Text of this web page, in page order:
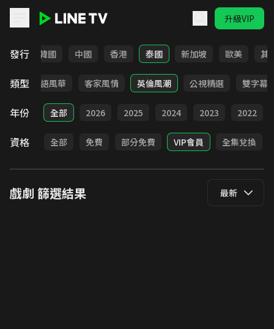
升級VIP
發行
日本 韓國 中國 香港 泰國 新加坡 歐美 其
類型
俠 台語風華 客家風情 英倫風潮 公視精選 雙字幕
年份 全部 2026 2025 2024 2023 2022
資格 全部 免費 部分免費 VIP會員 全集兌換
戲劇 篩選結果 最新